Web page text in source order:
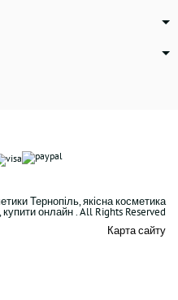
Тернопіль, якісна косметика
купити онлайн . All Rights Reserved
Карта сайту